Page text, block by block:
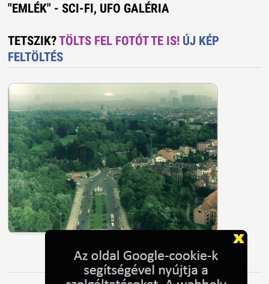
"EMLÉK" - SCI-FI, UFO GALÉRIA
TETSZIK?TÖLTS FEL FOTÓT TE IS! ÚJ KÉP
FELTÖLTÉS